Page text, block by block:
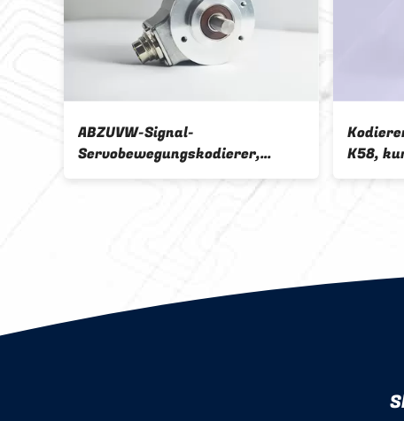
ABZUVW-Signal-
Servobewegungskodierer,
optische Entschließung der
Motorwelle-S52 der Kodierer-
K58,